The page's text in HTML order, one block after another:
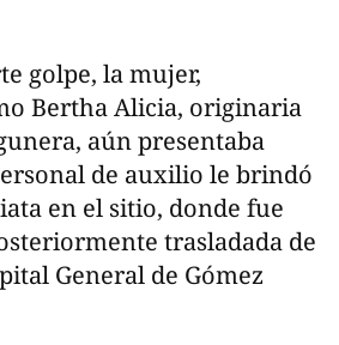
golpe, la mujer,
Bertha Alicia, originaria
aún presentaba
de auxilio le brindó
en el sitio, donde fue
trasladada de
General de Gómez